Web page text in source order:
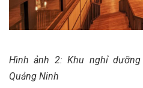
Hình ảnh 2: Khu nghỉ dưỡng
Quảng Ninh